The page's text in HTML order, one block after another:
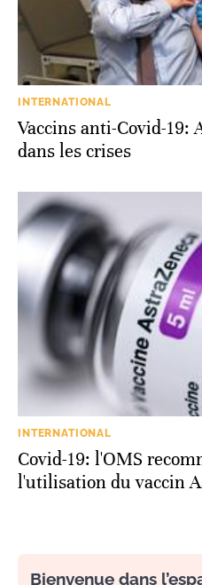
INTERNATIONAL
Vaccins anti-Covid-19:
dans les crises
INTERNATIONAL
Covid-19: l'OMS
l'utilisation du vaccin
Bienvenue dans